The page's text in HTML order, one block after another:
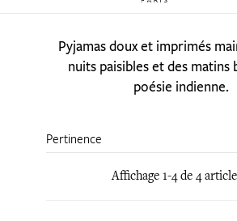
Pyjamas doux et imprimés
nuits paisibles et des matins
poésie indienne.
Pertinence
Affichage 1-4 de 4